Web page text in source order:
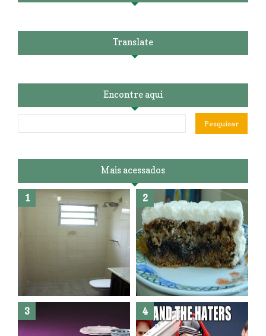
Translate
Encontre aqui
Mais acessados